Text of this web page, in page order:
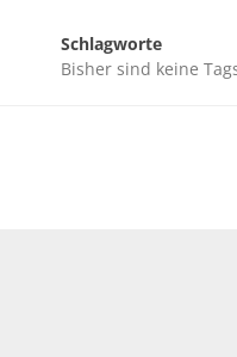
Schlagworte
Bisher sind keine